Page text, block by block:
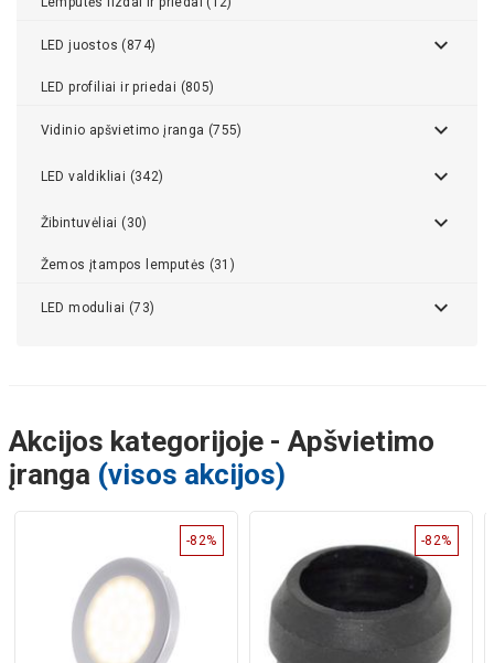
LED juostos (874)
LED profiliai ir priedai (805)
Vidinio apšvietimo įranga (755)
LED valdikliai (342)
Žibintuvėliai (30)
Žemos įtampos lemputės (31)
LED moduliai (73)
Akcijos kategorijoje - Apšvietimo
įranga (visos akcijos)
-82% -82%